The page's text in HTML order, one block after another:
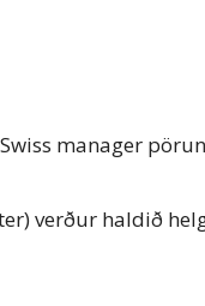
manager
verður haldið